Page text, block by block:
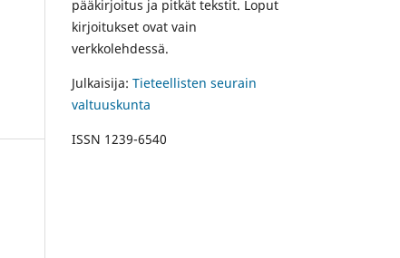
pääkirjoitus ja pitkät tekstit. Loput
kirjoitukset ovat vain
verkkolehdessä.
Julkaisija: Tieteellisten seurain
valtuuskunta
ISSN 1239-6540